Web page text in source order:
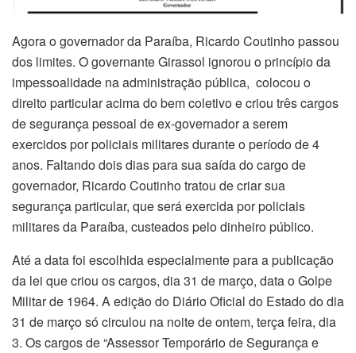
Agora o governador da Paraíba, Ricardo Coutinho passou
dos limites. O governante Girassol ignorou o princípio da
impessoalidade na administração pública, colocou o
direito particular acima do bem coletivo e criou três cargos
de segurança pessoal de ex-governador a serem
exercidos por policiais militares durante o período de 4
anos. Faltando dois dias para sua saída do cargo de
governador, Ricardo Coutinho tratou de criar sua
segurança particular, que será exercida por policiais
militares da Paraíba, custeados pelo dinheiro público.
Até a data foi escolhida especialmente para a publicação
da lei que criou os cargos, dia 31 de março, data o Golpe
Militar de 1964. A edição do Diário Oficial do Estado do dia
31 de março só circulou na noite de ontem, terça feira, dia
3. Os cargos de “Assessor Temporário de Segurança e